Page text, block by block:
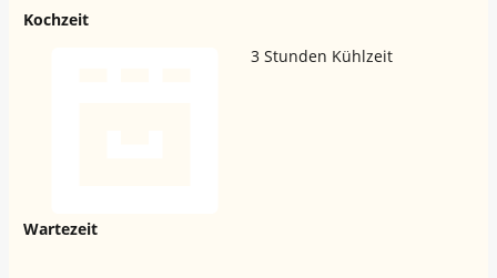
Kochzeit
Wartezeit
3 Stunden Kühlzeit